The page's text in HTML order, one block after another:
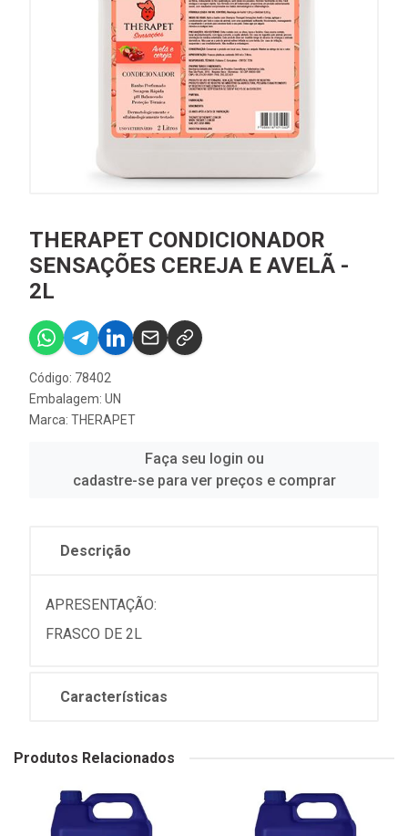
THERAPET CONDICIONADOR
SENSAÇÕES CEREJA E AVELÃ -
2L
Código: 78402
Embalagem: UN
Marca: THERAPET
Faça seu login ou
cadastre-se para ver preços e comprar
Descrição
APRESENTAÇÃO:
FRASCO DE 2L
Características
Produtos Relacionados